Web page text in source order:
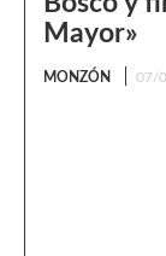
Mayor»
MONZÓN 07/